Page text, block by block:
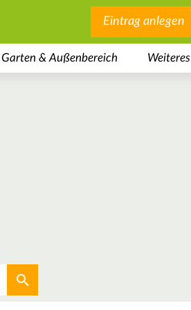
Eintrag anlegen
Garten & Außenbereich Weiteres
Aktuellen Standort verwenden